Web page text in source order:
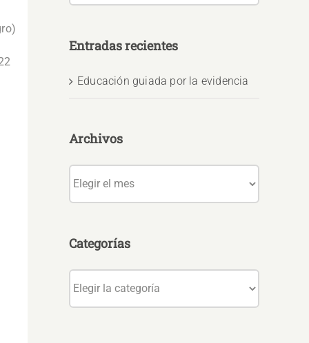
Entradas recientes
Educación guiada por la evidencia
Archivos
Categorías